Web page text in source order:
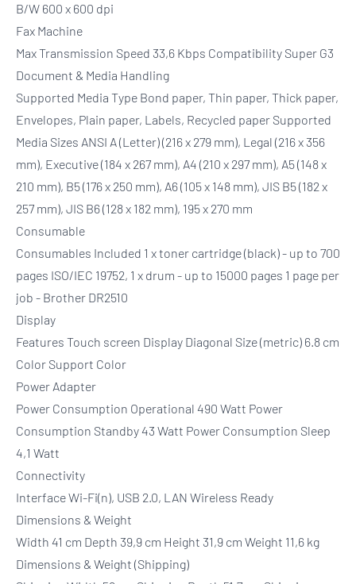
B/W 600 x 600 dpi
Fax Machine
Max Transmission Speed 33,6 Kbps Compatibility Super G3
Document & Media Handling
Supported Media Type Bond paper, Thin paper, Thick paper,
Envelopes, Plain paper, Labels, Recycled paper Supported
Media Sizes ANSI A (Letter) (216 x 279 mm), Legal (216 x 356
mm), Executive (184 x 267 mm), A4 (210 x 297 mm), A5 (148 x
210 mm), B5 (176 x 250 mm), A6 (105 x 148 mm), JIS B5 (182 x
257 mm), JIS B6 (128 x 182 mm), 195 x 270 mm
Consumable
Consumables Included 1 x toner cartridge (black) - up to 700
pages ISO/IEC 19752, 1 x drum - up to 15000 pages 1 page per
job - Brother DR2510
Display
Features Touch screen Display Diagonal Size (metric) 6.8 cm
Color Support Color
Power Adapter
Power Consumption Operational 490 Watt Power
Consumption Standby 43 Watt Power Consumption Sleep
4,1 Watt
Connectivity
Interface Wi-Fi(n), USB 2.0, LAN Wireless Ready
Dimensions & Weight
Width 41 cm Depth 39,9 cm Height 31,9 cm Weight 11,6 kg
Dimensions & Weight (Shipping)